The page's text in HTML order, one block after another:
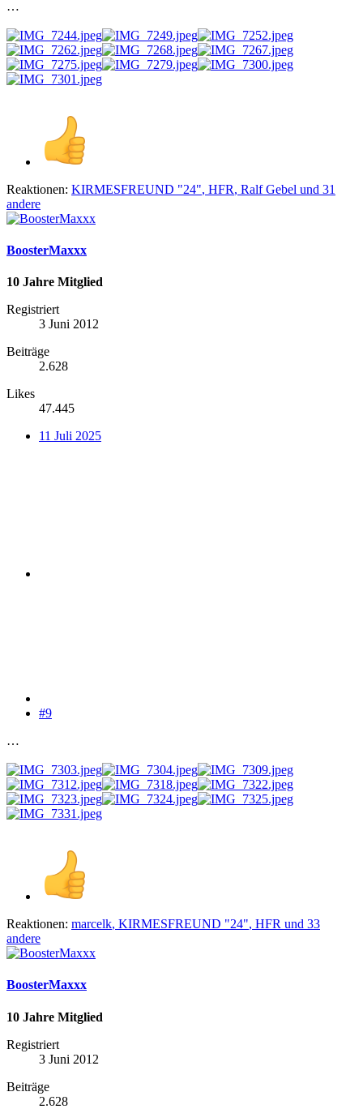
…
Reaktionen: KIRMESFREUND "24", HFR, Ralf Gebel und 31
andere
BoosterMaxxx
10 Jahre Mitglied
Registriert
3 Juni 2012
Beiträge
2.628
Likes
47.445
11 Juli 2025
#9
…
Reaktionen: marcelk, KIRMESFREUND "24", HFR und 33
andere
BoosterMaxxx
10 Jahre Mitglied
Registriert
3 Juni 2012
Beiträge
2.628